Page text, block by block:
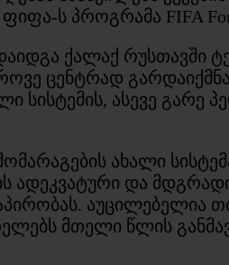
ს პროგრამა FIFA
ქალაქ რუსთავში
ცენტრად
ასევე გარე
ახალი
და მდგრადი
აუცილებელია
მთელი წლის